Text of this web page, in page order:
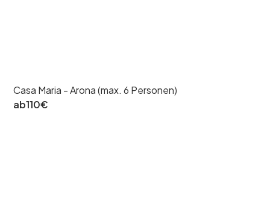
Casa Maria - Arona (max. 6 Personen)
ab110€